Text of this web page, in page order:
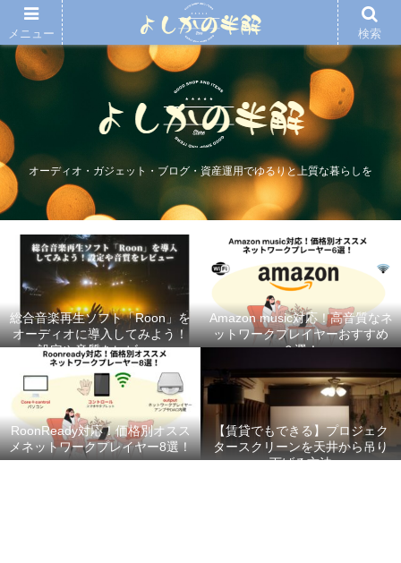
オーディオ・ガジェット・ブログ・資産運用でゆるりと上質な暮らしを
総合音楽再生ソフト「Roon」を
オーディオに導入してみよう！
設定や音質をレビュー
Amazon music対応！高音質なネ
ットワークプレイヤーおすすめ
６選！
RoonReady対応！価格別オスス
メネットワークプレイヤー8選！
【賃貸でもできる】プロジェク
タースクリーンを天井から吊り
下げる方法
メニュー 検索